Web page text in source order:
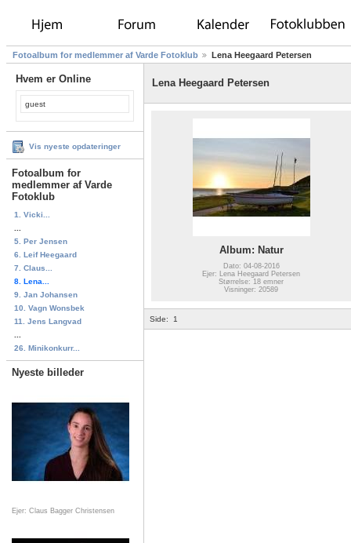
Fotoalbum for medlemmer af Varde Fotoklub Lena Heegaard Petersen
Hvem er Online
guest
Vis nyeste opdateringer
Fotoalbum for
medlemmer af Varde
Fotoklub
1. Vicki...
5. Per Jensen
6. Leif Heegaard
7. Claus...
8. Lena...
9. Jan Johansen
10. Vagn Wonsbek
11. Jens Langvad
26. Minikonkurr...
Nyeste billeder
Ejer: Claus Bagger Christensen
Lena Heegaard Petersen
Album: Natur
Dato: 04-08-2016
Ejer: Lena Heegaard Petersen
Størrelse: 18 emner
Visninger: 20589
Side: 1